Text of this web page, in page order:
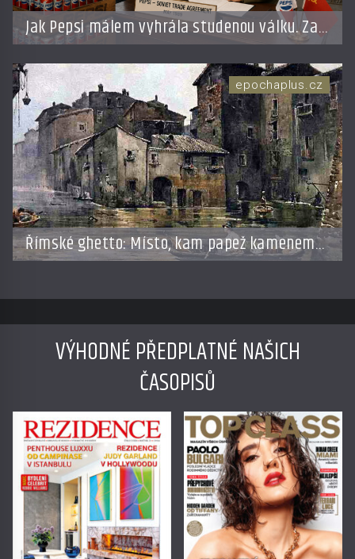
Jak Pepsi málem vyhrála studenou válku. Za
limonádu dostala ponorky i křižník
Římské ghetto: Místo, kam papež kamenem
dohodil
epochaplus.cz
VÝHODNÉ PŘEDPLATNÉ NAŠICH
ČASOPISŮ